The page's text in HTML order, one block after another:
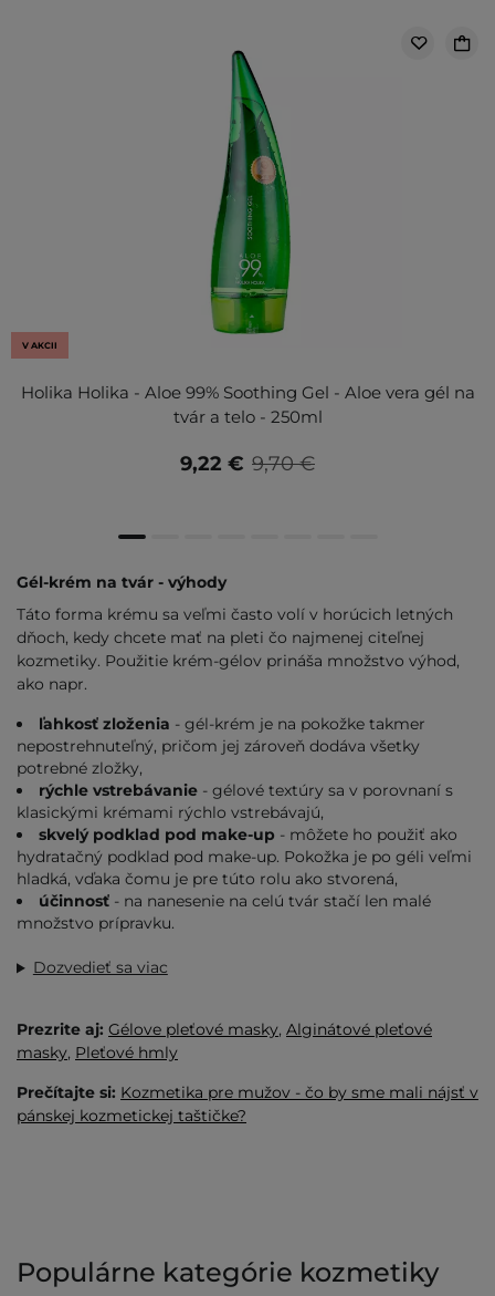
V AKCII
Holika Holika - Aloe 99% Soothing Gel - Aloe vera gél na
tvár a telo - 250ml
9,70 €
9,22 €
Gél-krém na tvár - výhody
Táto forma krému sa veľmi často volí v horúcich letných
dňoch, kedy chcete mať na pleti čo najmenej citeľnej
kozmetiky. Použitie krém-gélov prináša množstvo výhod,
ako napr.
ľahkosť zloženia - gél-krém je na pokožke takmer
nepostrehnuteľný, pričom jej zároveň dodáva všetky
potrebné zložky,
rýchle vstrebávanie - gélové textúry sa v porovnaní s
klasickými krémami rýchlo vstrebávajú,
skvelý podklad pod make-up - môžete ho použiť ako
hydratačný podklad pod make-up. Pokožka je po géli veľmi
hladká, vďaka čomu je pre túto rolu ako stvorená,
účinnosť - na nanesenie na celú tvár stačí len malé
množstvo prípravku.
Dozvedieť sa viac
Prezrite aj: Gélove pleťové masky, Alginátové pleťové
masky, Pleťové hmly
Prečítajte si: Kozmetika pre mužov - čo by sme mali nájsť v
pánskej kozmetickej taštičke?
Populárne kategórie kozmetiky